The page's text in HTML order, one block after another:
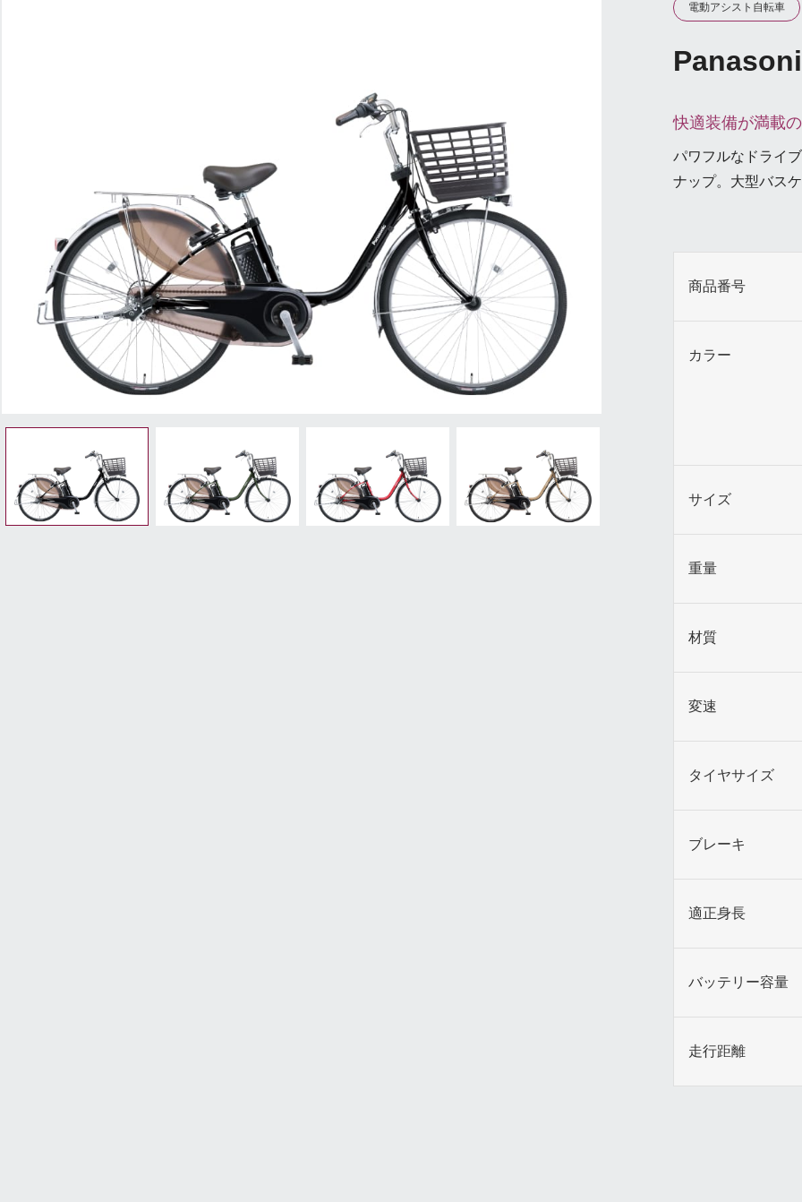
電動アシスト自転車
快適装備が満載
パワフルなドライ
ナップ。大型バス
商品番号
カラー
サイズ
重量
材質
変速
タイヤサイズ
ブレーキ
適正身長
バッテリー容量
走行距離